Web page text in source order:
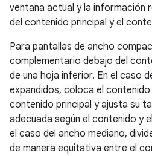
ventana actual y la información
del contenido principal y el
Para pantallas de ancho
complementario debajo del
de una hoja inferior. En el caso
expandidos, coloca el
contenido principal y ajusta su
adecuada según el contenido y
el caso del ancho mediano,
de manera equitativa entre el